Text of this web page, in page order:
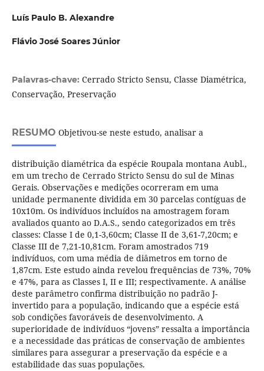
Luís Paulo B. Alexandre
Flávio José Soares Júnior
Palavras-chave: Cerrado Stricto Sensu, Classe Diamétrica,
Conservação, Preservação
RESUMO Objetivou-se neste estudo, analisar a
distribuição diamétrica da espécie Roupala montana Aubl.,
em um trecho de Cerrado Stricto Sensu do sul de Minas
Gerais. Observações e medições ocorreram em uma
unidade permanente dividida em 30 parcelas contíguas de
10x10m. Os indivíduos incluídos na amostragem foram
avaliados quanto ao D.A.S., sendo categorizados em três
classes: Classe I de 0,1-3,60cm; Classe II de 3,61-7,20cm; e
Classe III de 7,21-10,81cm. Foram amostrados 719
indivíduos, com uma média de diâmetros em torno de
1,87cm. Este estudo ainda revelou frequências de 73%, 70%
e 47%, para as Classes I, II e III; respectivamente. A análise
deste parâmetro confirma distribuição no padrão J-
invertido para a população, indicando que a espécie está
sob condições favoráveis de desenvolvimento. A
superioridade de indivíduos “jovens” ressalta a importância
e a necessidade das práticas de conservação de ambientes
similares para assegurar a preservação da espécie e a
estabilidade das suas populações.